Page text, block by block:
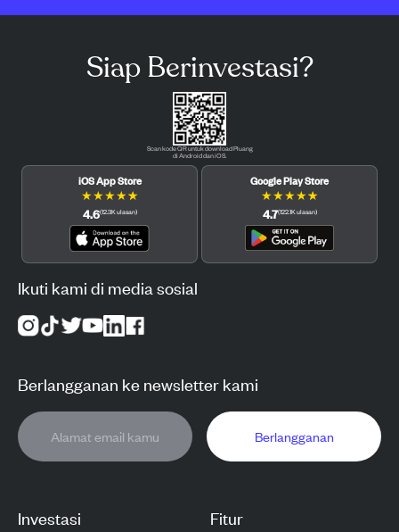
Investasi Fitur
Siap Berinvestasi?
Scan kode QR untuk download Pluang
di Android dan iOS.
iOS App Store
★★★★★
4.6(12.3Kulasan)
Google Play Store
★★★★★
4.7(122.1Kulasan)
Ikuti kami di media sosial
Berlangganan ke newsletter kami
Berlangganan